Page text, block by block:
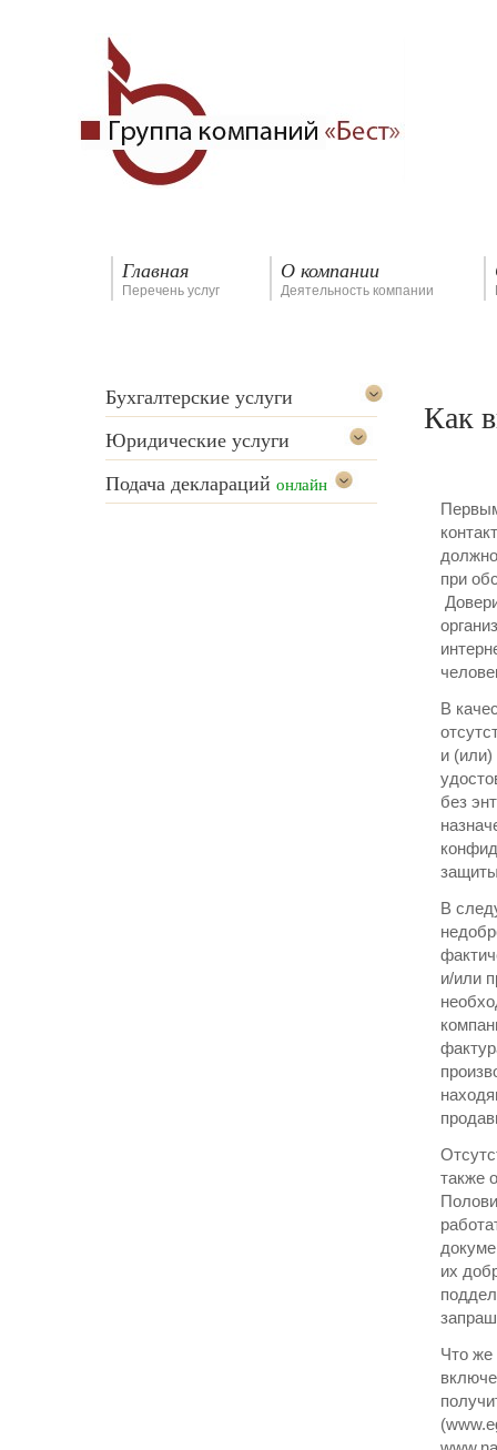
Главная
Перечень услуг
О компании
Деятельность компании
Бухгалтерские услуги
Юридические услуги
Подача деклараций онлайн
Как
при
В
и (или)
без
В
и/или
также
их
Что же